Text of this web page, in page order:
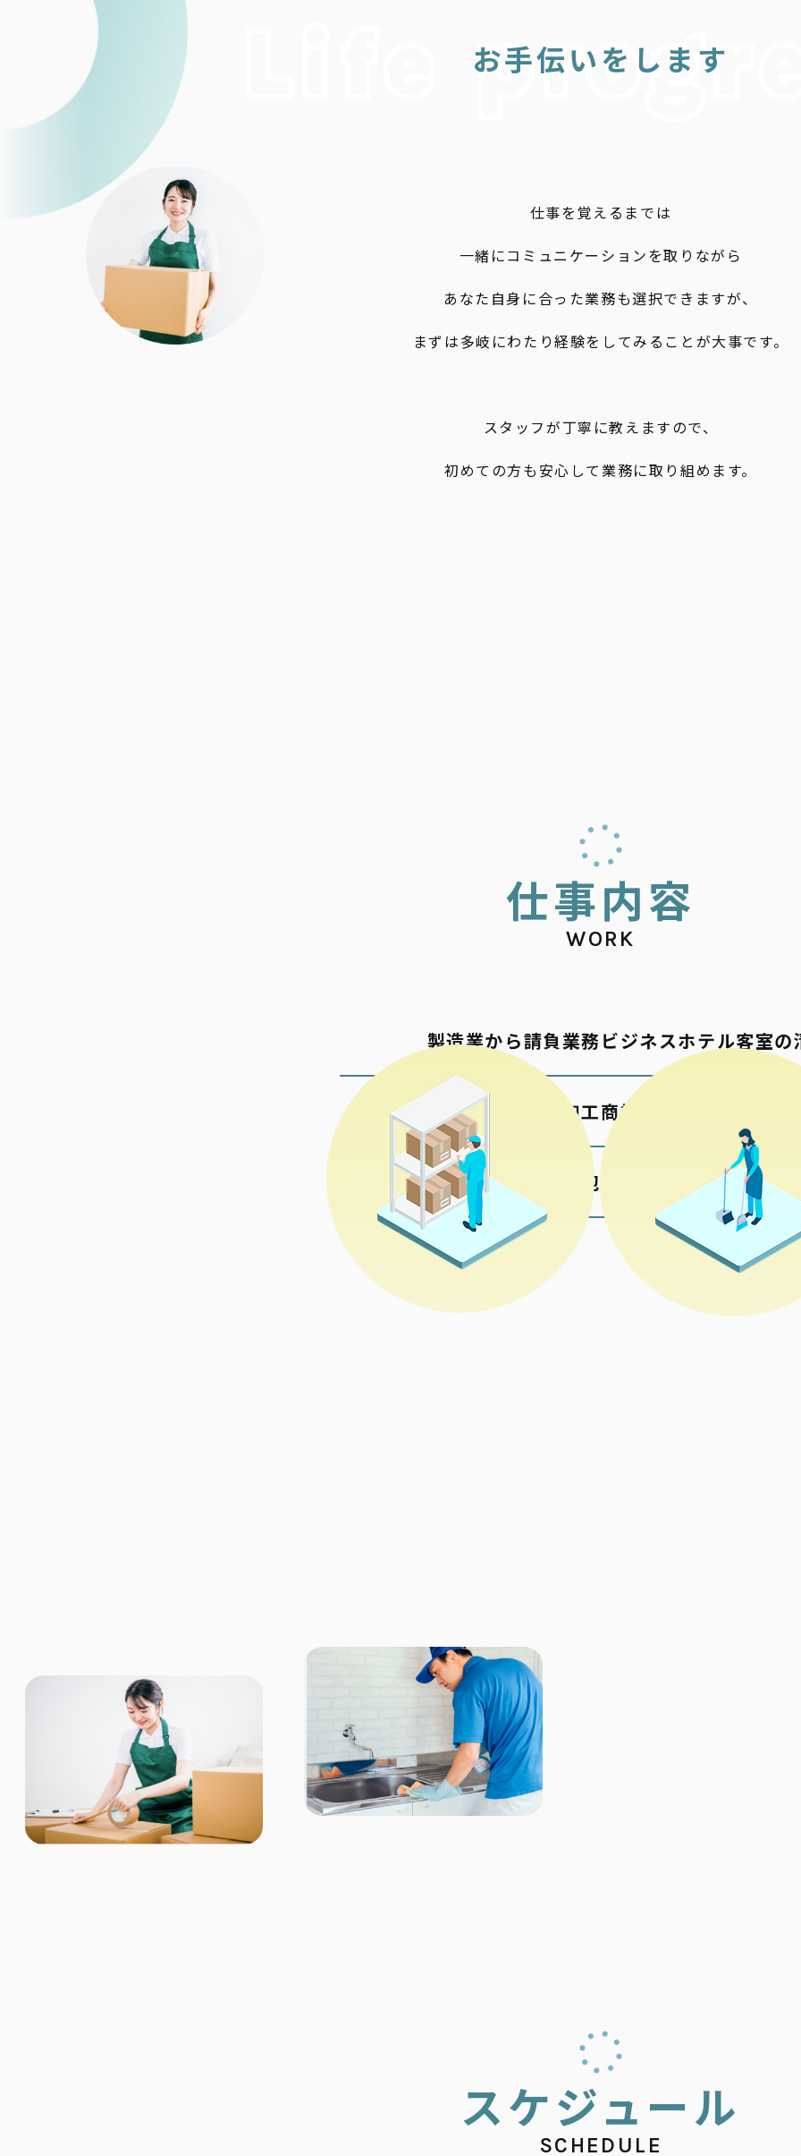
お手伝いをします
仕事を覚えるまでは
一緒にコミュニケーションを取りながら
あなた自身に合った業務も選択できますが、
まずは多岐にわたり経験をしてみることが大事です。
スタッフが丁寧に教えますので、
初めての方も安心して業務に取り組めます。
仕事内容
WORK
製造業から請負業務
包材の加工
各種検品梱包
ビジネスホテル客室の
商業施設の清掃
公共施設の清掃
スケジュ ール
SCHEDULE